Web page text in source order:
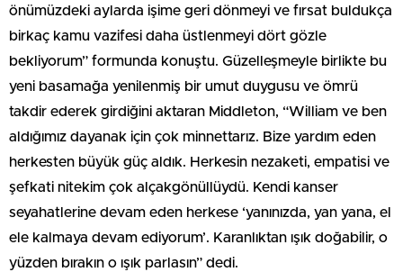
önümüzdeki aylarda işime geri dönmeyi ve fırsat buldukça
birkaç kamu vazifesi daha üstlenmeyi dört gözle
bekliyorum” formunda konuştu. Güzelleşmeyle birlikte bu
yeni basamağa yenilenmiş bir umut duygusu ve ömrü
takdir ederek girdiğini aktaran Middleton, “William ve ben
aldığımız dayanak için çok minnettarız. Bize yardım eden
herkesten büyük güç aldık. Herkesin nezaketi, empatisi ve
şefkati nitekim çok alçakgönüllüydü. Kendi kanser
seyahatlerine devam eden herkese ‘yanınızda, yan yana, el
ele kalmaya devam ediyorum’. Karanlıktan ışık doğabilir, o
yüzden bırakın o ışık parlasın” dedi.